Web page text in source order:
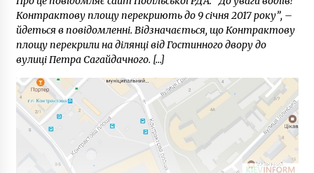
Контрактову площу перекриють до 9 січня 2017 року”, –
йдеться в повідомленні. Відзначається, що Контрактову
площу перекрили на ділянці від Гостинного двору до
вулиці Петра Сагайдачного. […]